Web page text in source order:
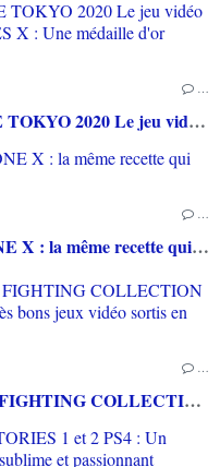
[TEST] JEUX OLYMPIQUES DE TOKYO 2020 Le jeu vidéo officiel XBOX ONE / XBOX SERIES X : Une médaille d'or assurée !
[TEST] MOVING OUT XBOX ONE X : la même recette qui cartonne
[TEST] MARVEL VS CAPCOM FIGHTING COLLECTION : ARCADE CLASSICS PS4 : Des très bons jeux vidéo sortis en arcade de retour à la maison!